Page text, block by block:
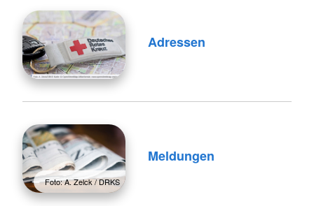
Adressen
Foto: A. Zelck / DRKS
Meldungen